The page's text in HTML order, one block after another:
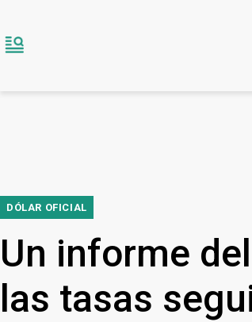
DÓLAR OFICIAL
Un informe
las tasas